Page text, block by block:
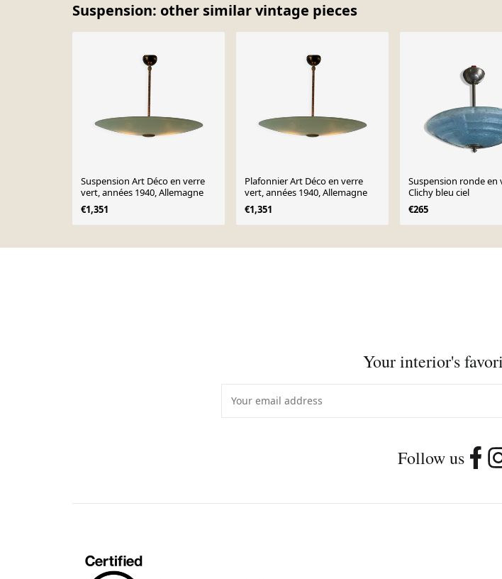
Suspension: other similar vintage pieces
Suspension Art Déco en verre
vert, années 1940, Allemagne
€1,351
Plafonnier Art Déco en verre
vert, années 1940, Allemagne
€1,351
Suspension ronde en
Clichy bleu ciel
€265
Your interior's
Follow us